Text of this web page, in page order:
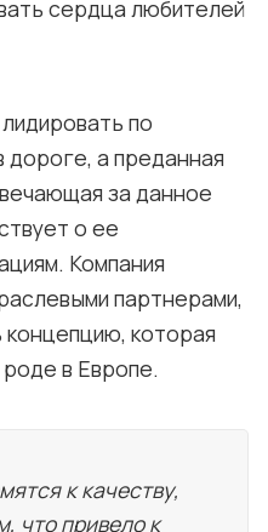
сердца любителей
по
дороге, а преданная
за данное
о ее
Компания
партнерами,
которая
в Европе.
к качеству,
что привело к